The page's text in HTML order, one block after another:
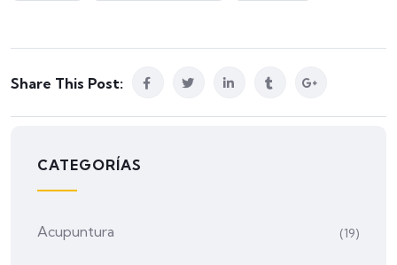
Share This Post:
CATEGORÍAS
Acupuntura (19)